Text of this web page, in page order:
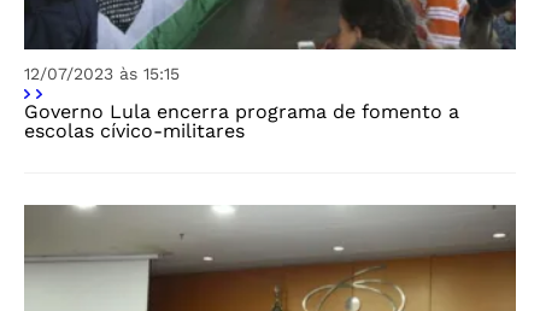
12/07/2023 às 15:15
Governo Lula encerra programa de fomento a
escolas cívico-militares